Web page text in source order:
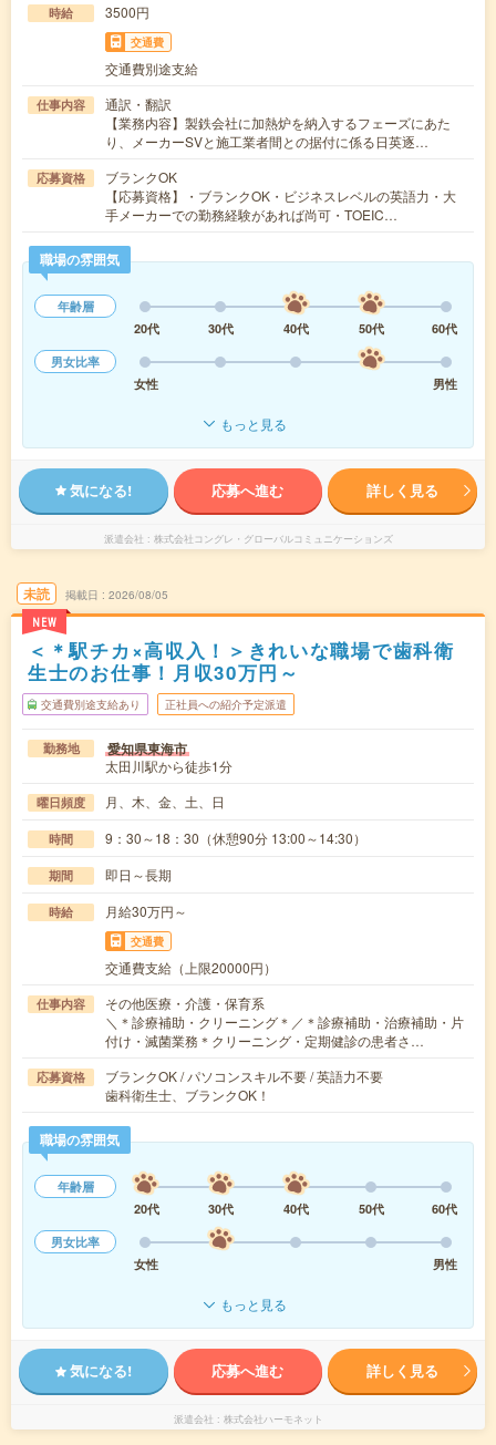
時給 3500円
交通費
交通費別途支給
仕事内容
通訳・翻訳
【業務内容】製鉄会社に加熱炉を納入するフェーズにあた
り、メーカーSVと施工業者間との据付に係る日英逐…
応募資格
ブランクOK
【応募資格】・ブランクOK・ビジネスレベルの英語力・大
手メーカーでの勤務経験があれば尚可・TOEIC…
職場の雰囲気
年齢層
20代
30代 40代 50代
60代
男女比率
女性
男性
もっと見る
気になる! 応募へ進む 詳しく見る
派遣会社 株式会社コングレ・グローバルコミュニケーションズ
未読
NEW
掲載日 2026/08/05
＜＊駅チカ×高収入！＞きれいな職場で歯科衛
生士のお仕事！月収30万円～
交通費別途支給あり 正社員への紹介予定派遣
勤務地 愛知県東海市
太田川駅から徒歩1分
曜日頻度 月、木、金、土、日
時間 9：30～18：30（休憩90分 13:00～14:30）
期間 即日～長期
時給 月給30万円～
交通費
交通費支給（上限20000円）
仕事内容
その他医療・介護・保育系
＼＊診療補助・クリーニング＊／＊診療補助・治療補助・片
付け・滅菌業務＊クリーニング・定期健診の患者さ…
応募資格
ブランクOK / パソコンスキル不要 / 英語力不要
歯科衛生士、ブランクOK！
職場の雰囲気
年齢層
20代
30代 40代 50代
60代
男女比率
女性
男性
もっと見る
気になる! 応募へ進む 詳しく見る
派遣会社 株式会社ハーモネット